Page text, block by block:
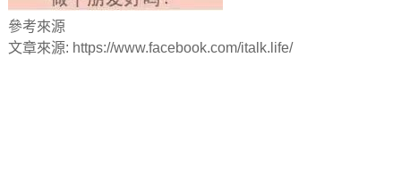
參考來源
文章來源: https://www.facebook.com/italk.life/